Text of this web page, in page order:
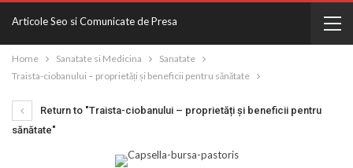
Articole Seo si Comunicate de Presa
Home Sanatate si Medicina
Sanatate
Traista-ciobanului – proprietăți și beneficii pentru sănătate
Return to "Traista-ciobanului – proprietăți și beneficii pentru
sănătate"